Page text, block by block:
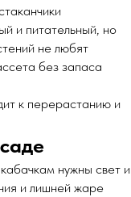
и питательный, но
не любят
без запаса
к перерастанию и
нужны свет и
и лишней жаре